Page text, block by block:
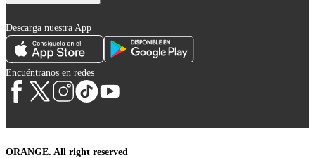
Descarga nuestra App
Encuéntranos en redes
ORANGE. All right reserved